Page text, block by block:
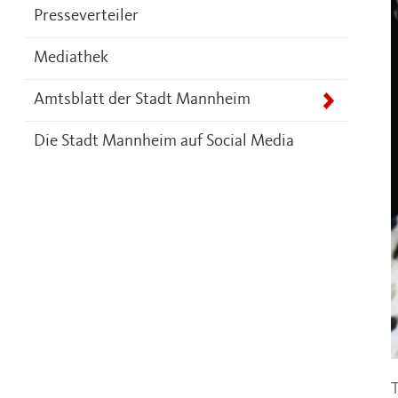
Presseverteiler
Mediathek
Amtsblatt der Stadt Mannheim
Die Stadt Mannheim auf Social Media